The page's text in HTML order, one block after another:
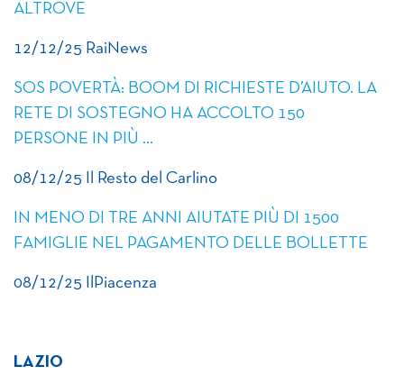
ALTROVE
12/12/25 RaiNews
SOS POVERTÀ: BOOM DI RICHIESTE D’AIUTO. LA
RETE DI SOSTEGNO HA ACCOLTO 150
PERSONE IN PIÙ …
08/12/25 Il Resto del Carlino
IN MENO DI TRE ANNI AIUTATE PIÙ DI 1500
FAMIGLIE NEL PAGAMENTO DELLE BOLLETTE
08/12/25 IlPiacenza
LAZIO